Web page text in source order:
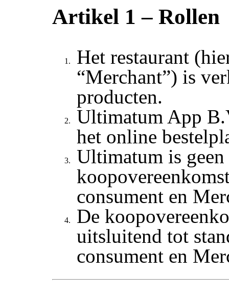
Artikel 1 – Rollen
Het restaurant
“Merchant”) is
producten.
Ultimatum App
het online
Ultimatum is
consument en
De
uitsluitend tot
consument en